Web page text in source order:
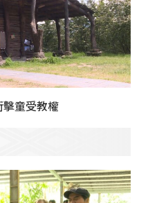
童受教權